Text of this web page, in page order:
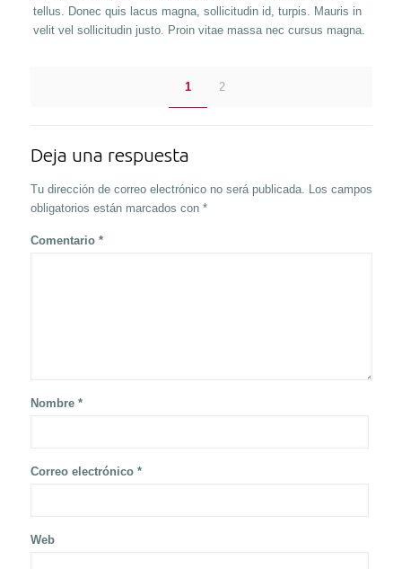
tellus. Donec quis lacus magna, sollicitudin id, turpis. Mauris in
velit vel sollicitudin justo. Proin vitae massa nec cursus magna.
1 2
Deja una respuesta
Tu dirección de correo electrónico no será publicada. Los campos
obligatorios están marcados con *
Comentario *
Nombre *
Correo electrónico *
Web